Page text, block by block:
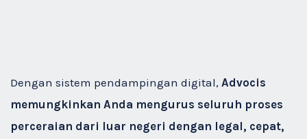
Dengan sistem pendampingan digital, Advocis
memungkinkan Anda mengurus seluruh proses
perceraian dari luar negeri dengan legal, cepat,